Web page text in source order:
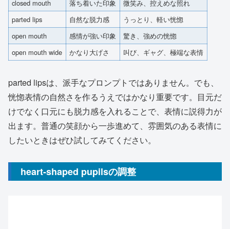
closed mouth 落ち着いた印象
微笑み、控えめな照れ
parted lips
自然な脱力感
うっとり、軽い恍惚
open mouth
感情が強い印象
驚き、強めの恍惚
open mouth wide
かなり大げさ 叫び、ギャグ、極端な表情
parted lipsは、派手なプロンプトではありません。でも、
恍惚表情の自然さを作るうえではかなり重要です。目元だ
けでなく口元にも脱力感を入れることで、表情に説得力が
出ます。普通の笑顔から一歩進めて、雰囲気のある表情に
したいときはぜひ試してみてください。
heart-shaped pupilsの調整